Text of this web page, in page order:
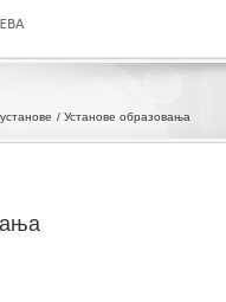
Установе образовања